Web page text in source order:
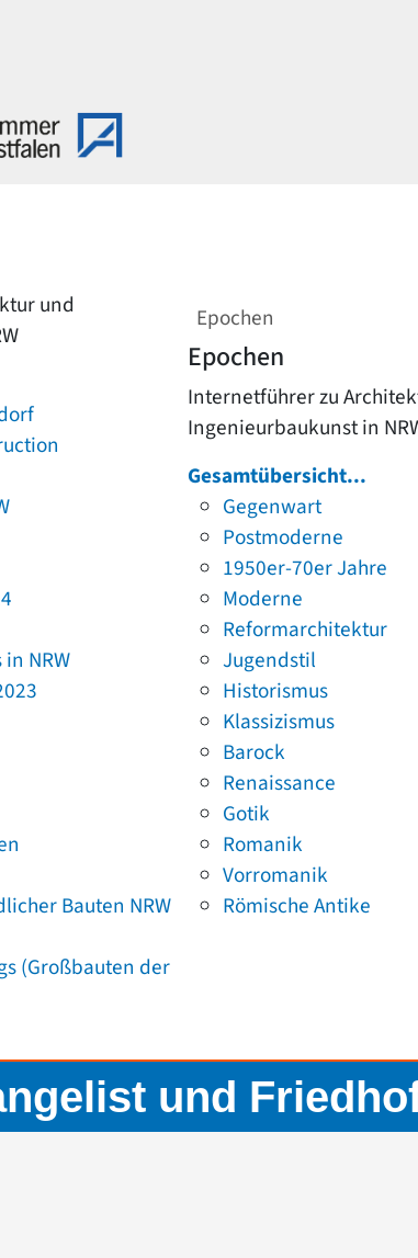
und
NRW
Bauten NRW
(Großbauten der
Epochen
Epochen
Internetführer zu
Ingenieurbaukunst in
Gesamtübersicht...
Gegenwart
Postmoderne
1950er-70er Jahre
Moderne
Reformarchitektur
Jugendstil
Historismus
Klassizismus
Barock
Renaissance
Gotik
Romanik
Vorromanik
Römische Antike
und